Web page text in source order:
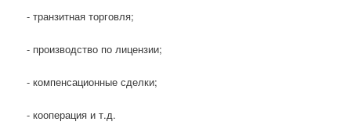
- транзитная торговля;
- производство по лицензии;
- компенсационные сделки;
- кооперация и т.д.